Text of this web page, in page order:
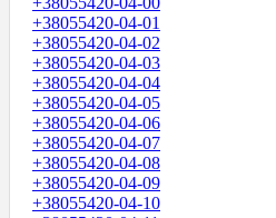
+38055420-04-01
+38055420-04-02
+38055420-04-03
+38055420-04-04
+38055420-04-05
+38055420-04-06
+38055420-04-07
+38055420-04-08
+38055420-04-09
+38055420-04-10